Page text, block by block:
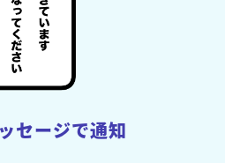
セージで通知